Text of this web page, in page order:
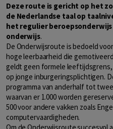
Deze route is gericht op het
de Nederlandse taal op
het regulier
onderwijs.
De Onderwijsroute is bedoeld
hoge leerbaarheid die
geldt geen formele
op jonge inburgeringsplichtigen.
programma van anderhalf tot
waarvan er 1.000 worden
500 voor andere vakken zoals
computervaardigheden.
Om de Onderwijsroute succesvol